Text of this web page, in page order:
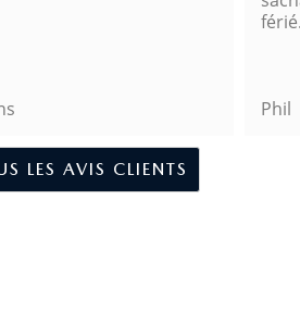
LES AVIS CLIENTS